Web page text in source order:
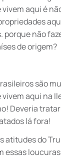
aqui é
porque não
de origem?
são
aqui na
Deveria
lá fora!
atitudes do
essas